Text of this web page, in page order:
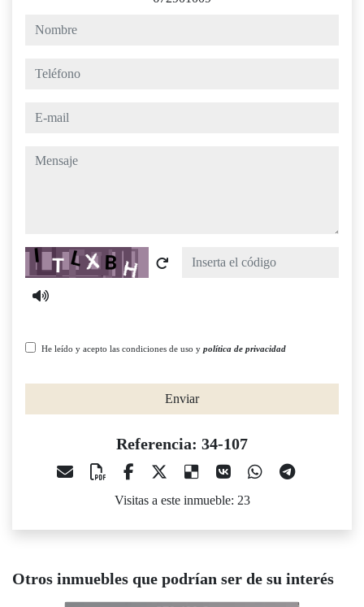
nombre
teléfono
e-mail
mensaje
Captcha
He leído y acepto las condiciones de uso y política de privacidad
Enviar
Referencia: 34-107
Visitas a este inmueble: 23
Otros inmuebles que podrían ser de su interés